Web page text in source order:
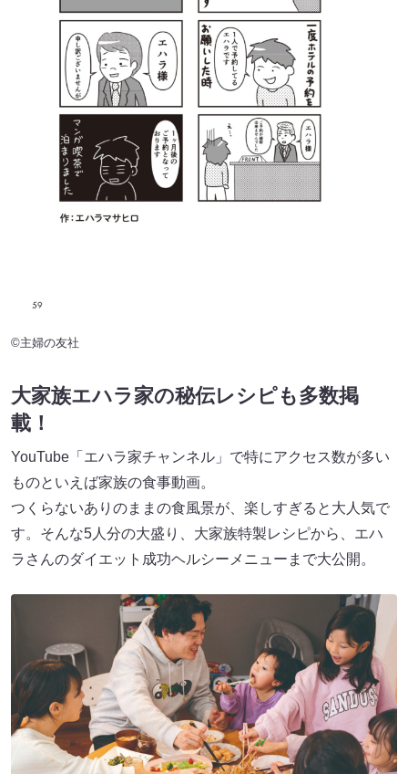
©主婦の友社
大家族エハラ家の秘伝レシピも多数掲
載！
YouTube「エハラ家チャンネル」で特にアクセス数が多い
ものといえば家族の食事動画。
つくらないありのままの食風景が、楽しすぎると大人気で
す。そんな5人分の大盛り、大家族特製レシピから、エハ
ラさんのダイエット成功ヘルシーメニューまで大公開。